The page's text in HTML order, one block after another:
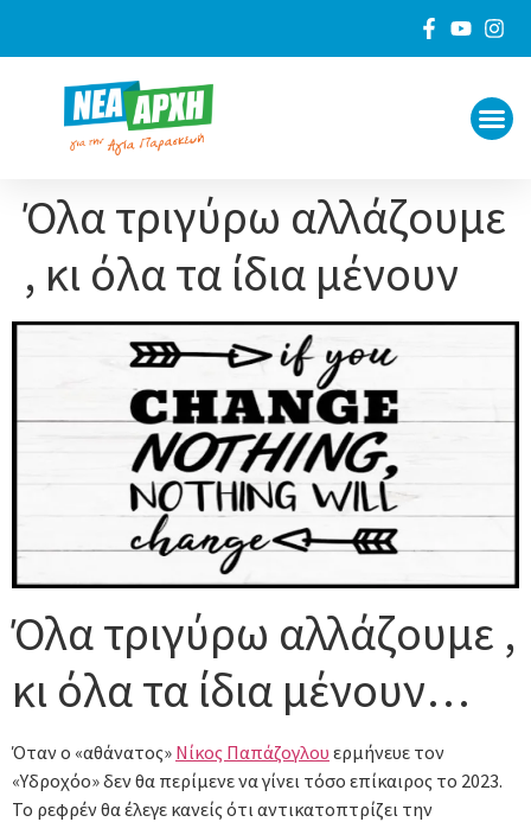
Όλα τριγύρω αλλάζουμε
, κι όλα τα ίδια μένουν
Όλα τριγύρω αλλάζουμε ,
κι όλα τα ίδια μένουν…
Όταν ο «αθάνατος» Νίκος Παπάζογλου ερμήνευε τον
«Υδροχόο» δεν θα περίμενε να γίνει τόσο επίκαιρος το 2023.
Το ρεφρέν θα έλεγε κανείς ότι αντικατοπτρίζει την